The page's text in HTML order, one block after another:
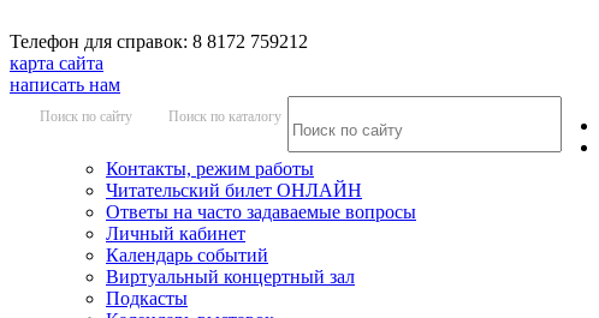
Телефон для справок: 8 8172 759212
карта сайта
написать нам
Поиск по сайту Поиск по каталогу
Контакты, режим работы
Читательский билет ОНЛАЙН
Ответы на часто задаваемые вопросы
Личный кабинет
Календарь событий
Виртуальный концертный зал
Подкасты